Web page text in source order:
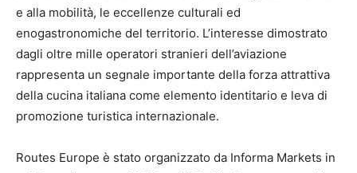
e alla mobilità, le eccellenze culturali ed
enogastronomiche del territorio. L’interesse dimostrato
dagli oltre mille operatori stranieri dell’aviazione
rappresenta un segnale importante della forza attrattiva
della cucina italiana come elemento identitario e leva di
promozione turistica internazionale.
Routes Europe è stato organizzato da Informa Markets in